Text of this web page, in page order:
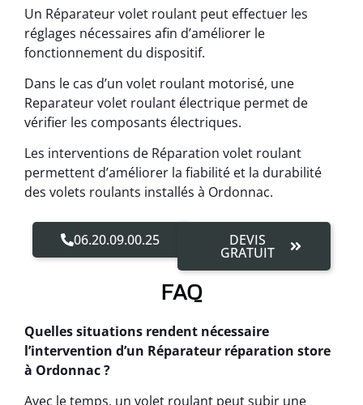
Un Réparateur volet roulant peut effectuer les
réglages nécessaires afin d’améliorer le
fonctionnement du dispositif.
Dans le cas d’un volet roulant motorisé, une
Reparateur volet roulant électrique permet de
vérifier les composants électriques.
Les interventions de Réparation volet roulant
permettent d’améliorer la fiabilité et la durabilité
des volets roulants installés à Ordonnac.
06.20.09.00.25 DEVIS
GRATUIT
FAQ
Quelles situations rendent nécessaire
l’intervention d’un Réparateur réparation store
à Ordonnac ?
Avec le temps, un volet roulant peut subir une